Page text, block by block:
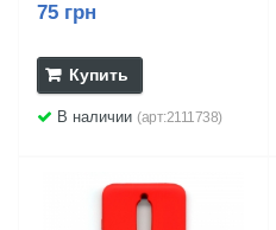
75 грн
Купить
В наличии (арт:2111738)